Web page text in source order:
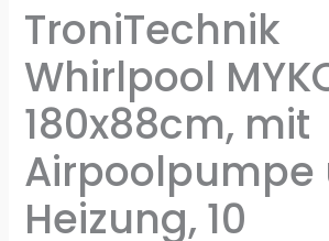
TroniTechnik
Whirlpool
180x88cm, mit
Airpoolpumpe
Heizung, 10